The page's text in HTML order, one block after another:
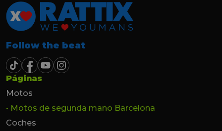
Follow the beat
Páginas
Motos
• Motos de segunda mano Barcelona
Coches